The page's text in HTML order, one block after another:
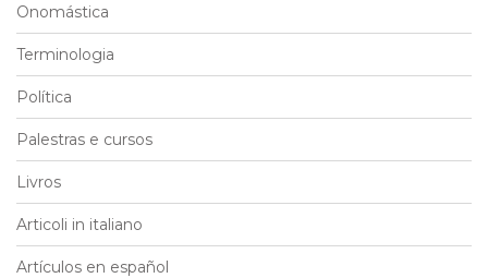
Onomástica
Terminologia
Política
Palestras e cursos
Livros
Articoli in italiano
Artículos en español